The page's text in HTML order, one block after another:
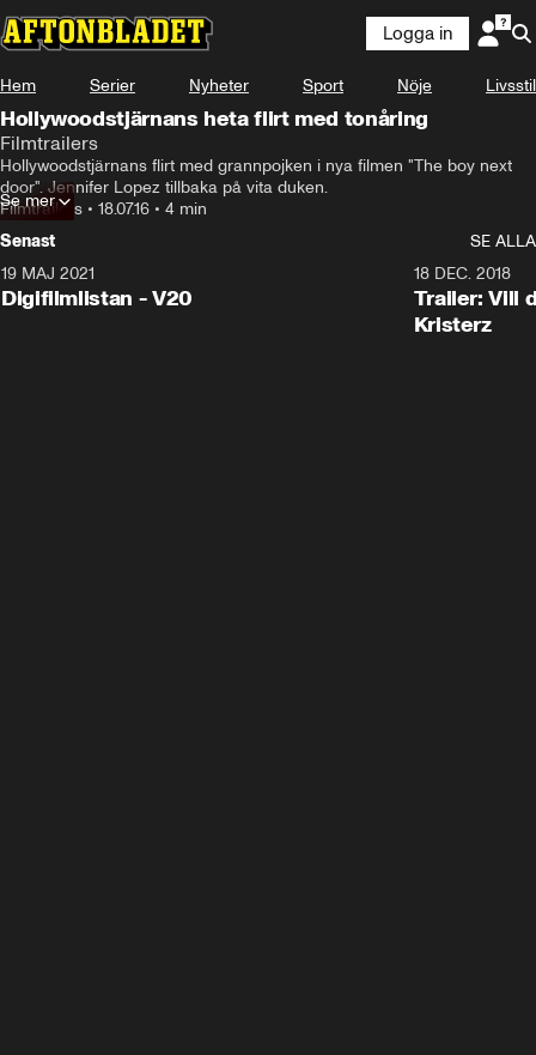
Logga in
Hem Serier Nyheter Sport Nöje Livsstil
Hollywoodstjärnans heta flirt med tonåring
Filmtrailers
Hollywoodstjärnans flirt med grannpojken i nya filmen "The boy next
door". Jennifer Lopez tillbaka på vita duken.
Filmtrailers • 18.07.16 • 4 min
Se mer
Senast
SE ALLA
19 MAJ 2021
Digifilmlistan - V20
18 DEC. 2018
Trailer: Vill
Kristerz